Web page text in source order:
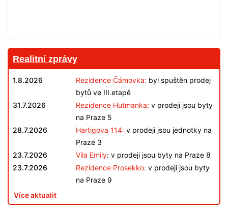
Realitní zprávy
1.8.2026 Rezidence Čámovka: byl spuštěn prodej
bytů ve III.etapě
31.7.2026
Rezidence Hutmanka: v prodeji jsou byty
na Praze 5
28.7.2026
Hartigova 114: v prodeji jsou jednotky na
Praze 3
23.7.2026
Vila Emily: v prodeji jsou byty na Praze 8
23.7.2026
Rezidence Prosekko: v prodeji jsou byty
na Praze 9
Více aktualit